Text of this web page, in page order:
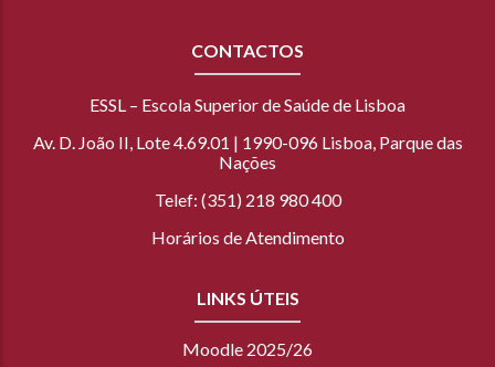
CONTACTOS
ESSL – Escola Superior de Saúde de Lisboa
Av. D. João II, Lote 4.69.01 | 1990-096 Lisboa, Parque das
Nações
Telef: (351) 218 980 400
Horários de Atendimento
LINKS ÚTEIS
Moodle 2025/26